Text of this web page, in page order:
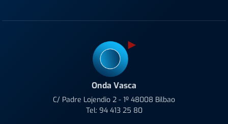
Onda Vasca
C/ Padre Lojendio 2 - 1º 48008 Bilbao
Tel: 94 413 25 80